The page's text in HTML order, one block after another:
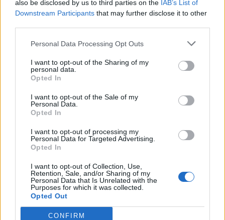
also be disclosed by us to third parties on the IAB’s List of
Downstream Participants that may further disclose it to other
Personal Data Processing Opt Outs
I want to opt-out of the Sharing of my
personal data.
Opted In
I want to opt-out of the Sale of my
Personal Data.
Opted In
I want to opt-out of processing my
Personal Data for Targeted Advertising.
Opted In
I want to opt-out of Collection, Use,
Retention, Sale, and/or Sharing of my
Personal Data that Is Unrelated with the
Purposes for which it was collected.
Opted Out
CONFIRM
Domenica 10 gennaio 2027
Alaves
LA LIGA
Real
Domenica 17 gennaio 2027
Villarreal
15h00
Domenica 24 gennaio 2027
Alaves
15h00